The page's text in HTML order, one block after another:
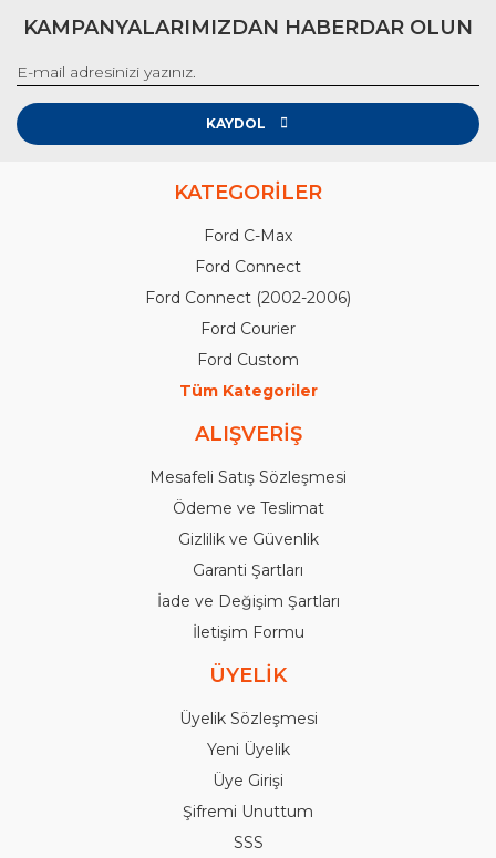
KAMPANYALARIMIZDAN HABERDAR OLUN
KAYDOL
KATEGORİLER
Ford C-Max
Ford Connect
Ford Connect (2002-2006)
Ford Courier
Ford Custom
Tüm Kategoriler
ALIŞVERİŞ
Mesafeli Satış Sözleşmesi
Ödeme ve Teslimat
Gizlilik ve Güvenlik
Garanti Şartları
İade ve Değişim Şartları
İletişim Formu
ÜYELİK
Üyelik Sözleşmesi
Yeni Üyelik
Üye Girişi
Şifremi Unuttum
SSS